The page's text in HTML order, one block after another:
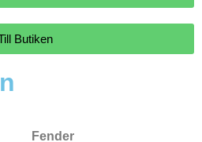
Butiken
Fender